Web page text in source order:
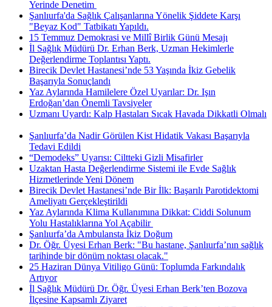
Yerinde Denetim ​
Şanlıurfa'da Sağlık Çalışanlarına Yönelik Şiddete Karşı
"Beyaz Kod" Tatbikatı Yapıldı.
15 Temmuz Demokrasi ve Millî Birlik Günü Mesajı
İl Sağlık Müdürü Dr. Erhan Berk, Uzman Hekimlerle
Değerlendirme Toplantısı Yaptı.
Birecik Devlet Hastanesi’nde 53 Yaşında İkiz Gebelik
Başarıyla Sonuçlandı
Yaz Aylarında Hamilelere Özel Uyarılar: Dr. Işın
Erdoğan’dan Önemli Tavsiyeler
Uzmanı Uyardı: Kalp Hastaları Sıcak Havada Dikkatli Olmalı
Şanlıurfa’da Nadir Görülen Kist Hidatik Vakası Başarıyla
Tedavi Edildi
“Demodeks” Uyarısı: Ciltteki Gizli Misafirler
Uzaktan Hasta Değerlendirme Sistemi ile Evde Sağlık
Hizmetlerinde Yeni Dönem
Birecik Devlet Hastanesi’nde Bir İlk: Başarılı Parotidektomi
Ameliyatı Gerçekleştirildi
Yaz Aylarında Klima Kullanımına Dikkat: Ciddi Solunum
Yolu Hastalıklarına Yol Açabilir ​
Şanlıurfa’da Ambulansta İkiz Doğum
Dr. Öğr. Üyesi Erhan Berk: "Bu hastane, Şanlıurfa’nın sağlık
tarihinde bir dönüm noktası olacak."
25 Haziran Dünya Vitiligo Günü: Toplumda Farkındalık
Artıyor
İl Sağlık Müdürü Dr. Öğr. Üyesi Erhan Berk’ten Bozova
İlçesine Kapsamlı Ziyaret